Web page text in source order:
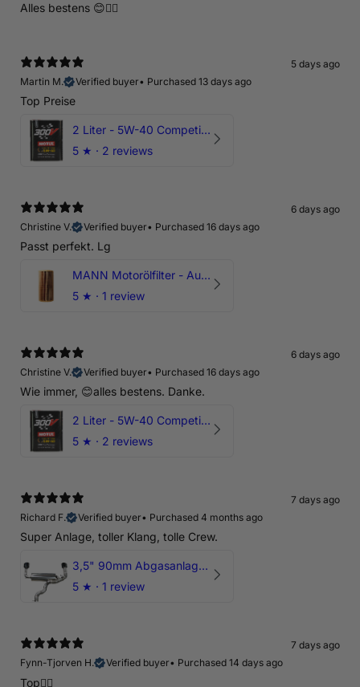
Alles bestens 😊👍🏻
5 days ago
Martin M.
Verified buyer• Purchased 13 days ago
Top Preise
2 Liter - 5W-40 Competition 300V Motul Motoröl
5 ★ · 2 reviews
6 days ago
Christine V.
Verified buyer• Purchased 16 days ago
Passt perfekt. Lg
MANN Motorölfilter - Audi RS3 TTRS RSQ3 VZ5 - DAZ DNW
5 ★ · 1 review
6 days ago
Christine V.
Verified buyer• Purchased 16 days ago
Wie immer, 😊alles bestens. Danke.
2 Liter - 5W-40 Competition 300V Motul Motoröl
5 ★ · 2 reviews
7 days ago
Richard F.
Verified buyer• Purchased 4 months ago
Super Anlage, toller Klang, tolle Crew.
3,5" 90mm Abgasanlage AUDI RSQ3 DNWA 2.5 TFSI
5 ★ · 1 review
7 days ago
Fynn-Tjorven H.
Verified buyer• Purchased 14 days ago
Top👍🏼